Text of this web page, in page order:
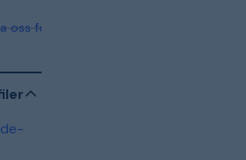
oss för mer information